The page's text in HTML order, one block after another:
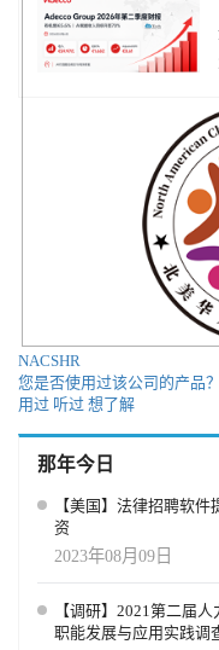
NACSHR
您是否使用过该公司的产品？
用过 听过 想了解
那年今日
【美国】法律招聘软
资
2023年08月09日
【调研】2021第二届
职能发展与应用实践调